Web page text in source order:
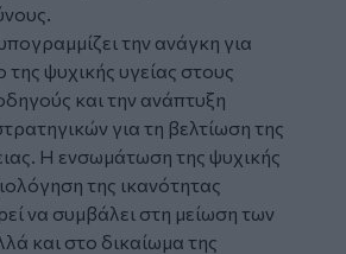
την ανάγκη για
της ψυχικής υγείας στους
και την ανάπτυξη
για τη βελτίωση της
Η ενσωμάτωση της ψυχικής
της ικανότητας
να συμβάλει στη μείωση των
και στο δικαίωμα της